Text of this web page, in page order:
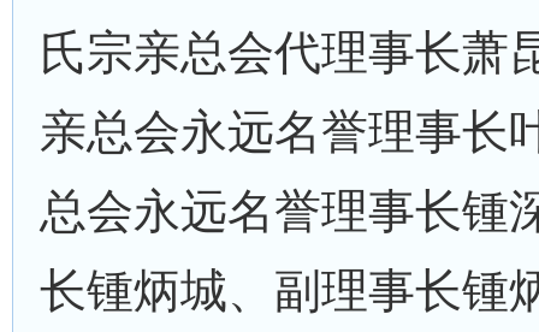
氏宗亲总会代理事长萧
亲总会永远名誉理事长
总会永远名誉理事长锺
长锺炳城、副理事长锺